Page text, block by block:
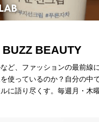
BEAUTY
ど、ファッションの最前線
使っているのか？自分の中
に語り尽くす。毎週月・木曜